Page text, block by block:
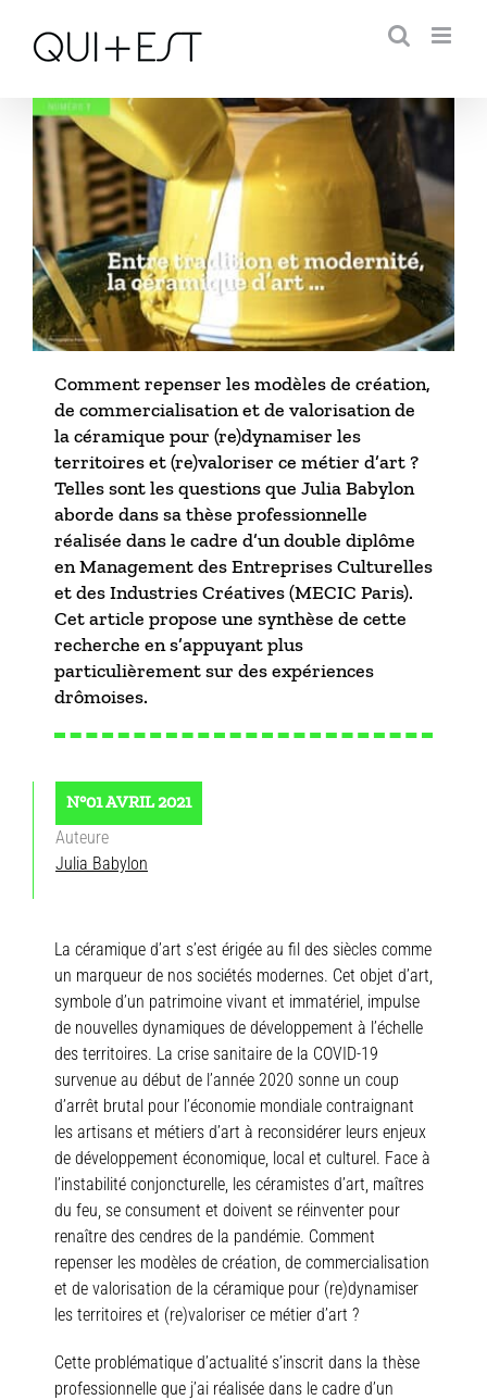
contenu
Comment repenser les modèles de création,
de commercialisation et de valorisation de
la céramique pour (re)dynamiser les
territoires et (re)valoriser ce métier d’art ?
Telles sont les questions que Julia Babylon
aborde dans sa thèse professionnelle
réalisée dans le cadre d’un double diplôme
en Management des Entreprises Culturelles
et des Industries Créatives (MECIC Paris).
Cet article propose une synthèse de cette
recherche en s’appuyant plus
particulièrement sur des expériences
drômoises.
N°01 AVRIL 2021
Auteure
Julia Babylon
La céramique d’art s’est érigée au fil des siècles comme
un marqueur de nos sociétés modernes. Cet objet d’art,
symbole d’un patrimoine vivant et immatériel, impulse
de nouvelles dynamiques de développement à l’échelle
des territoires. La crise sanitaire de la COVID-19
survenue au début de l’année 2020 sonne un coup
d’arrêt brutal pour l’économie mondiale contraignant
les artisans et métiers d’art à reconsidérer leurs enjeux
de développement économique, local et culturel. Face à
l’instabilité conjoncturelle, les céramistes d’art, maîtres
du feu, se consument et doivent se réinventer pour
renaître des cendres de la pandémie. Comment
repenser les modèles de création, de commercialisation
et de valorisation de la céramique pour (re)dynamiser
les territoires et (re)valoriser ce métier d’art ?
Cette problématique d’actualité s’inscrit dans la thèse
professionnelle que j’ai réalisée dans le cadre d’un